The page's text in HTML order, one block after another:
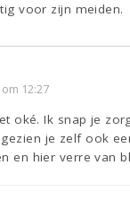
voor zijn meiden.
12:27
oké. Ik snap je
je zelf ook
en hier verre van